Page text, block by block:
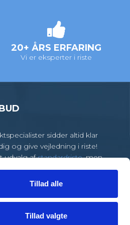
Tillad alle
Tillad valgte
20+ ÅRS ERFARING
Vi er eksperter i riste
sidder altid klar
og give vejledning i riste!
udvalg afstandardriste, men
specialriste, så har vi et
medarbejdere klar til at
TIL EN LØSNING